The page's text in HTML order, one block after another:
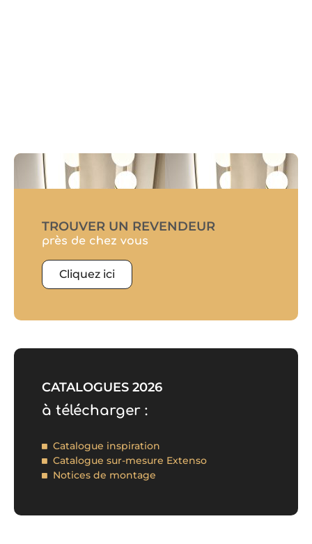
TROUVER UN REVENDEUR
près de chez vous
Cliquez ici
CATALOGUES 2026
à télécharger :
Catalogue inspiration
Catalogue sur-mesure Extenso
Notices de montage